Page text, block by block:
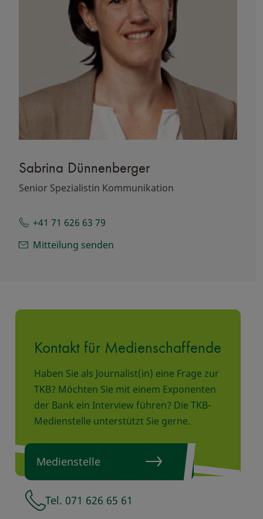
Sabrina Dünnenberger
Senior Spezialistin Kommunikation
+41 71 626 63 79
Mitteilung senden
Kontakt für Medienschaffende
Haben Sie als Journalist(in) eine Frage zur
TKB? Möchten Sie mit einem Exponenten
der Bank ein Interview führen? Die TKB-
Medienstelle unterstützt Sie gerne.
Medienstelle
Tel. 071 626 65 61